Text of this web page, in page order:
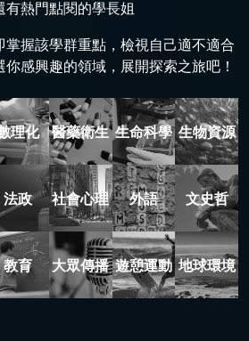
有熱門點閱的學長姐
掌握該學群重點，檢視自己適不適合
感興趣的領域，展開探索之旅吧！
理化 醫藥衛生 生命科學 生物資源
法政 社會心理 外語 文史哲
教育 大眾傳播 遊憩運動 地球環境